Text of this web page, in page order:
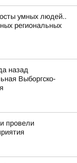
умных людей..
региональных
назад
Выборгско-
провели